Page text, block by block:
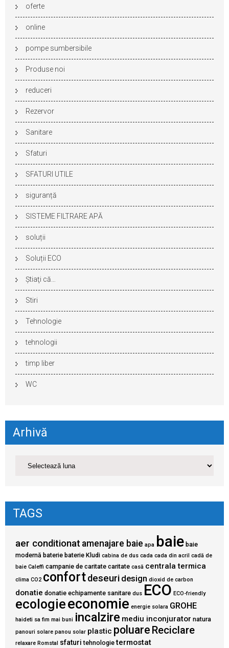
oferte
online
pompe sumbersibile
Produse noi
reduceri
Rezervor
Sanitare
Sfaturi
SFATURI UTILE
siguranță
SISTEME FILTRARE APĂ
soluții
Soluții ECO
Ştiaţi că…
Stiri
Tehnologie
tehnologii
timp liber
WC
Arhivă
TAGS
aer conditionat amenajare baie apa baie baie
modernă baterie baterie Kludi cabina de dus cada cada din acril cadă de
baie Caleffi campanie de caritate caritate casă centrala termica
clima CO2 confortdeseuri design dioxid de carbon
donatie donatie echipamente sanitare dus ECO ECO-friendly
ecologieeconomie energie solara GROHE
haideti sa fim mai buni incalzire mediu inconjurator natura
panouri solare panou solar plastic poluare Reciclare
relaxare Romstal sfaturi tehnologie termostat